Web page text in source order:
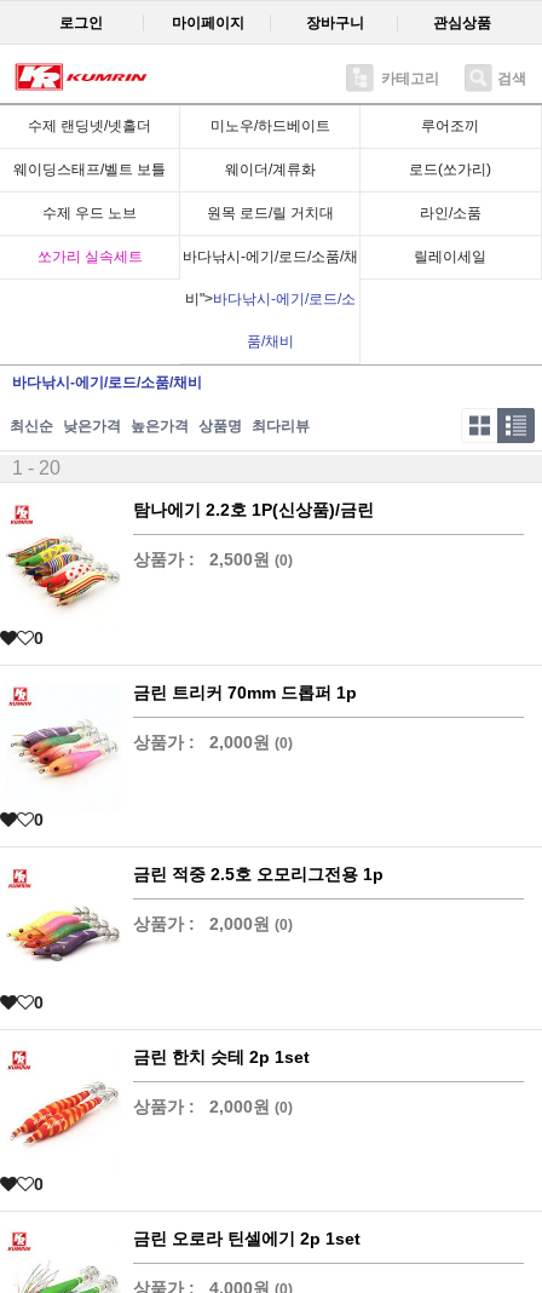
로그인 마이페이지 장바구니 관심상품
카테고리 검색
수제 랜딩넷/넷홀더 미노우/하드베이트 루어조끼
웨이딩스태프/벨트 보틀 웨이더/계류화 로드(쏘가리)
수제 우드 노브 원목 로드/릴 거치대 라인/소품
쏘가리 실속세트 바다낚시-에기/로드/소품/채
비">바다낚시-에기/로드/소
품/채비
릴레이세일
바다낚시-에기/로드/소품/채비
최신순 낮은가격 높은가격 상품명 최다리뷰
1 - 20
탐나에기 2.2호 1P(신상품)/금린
상품가 : 2,500원 (0)
0
금린 트리커 70mm 드롭퍼 1p
상품가 : 2,000원 (0)
0
금린 적중 2.5호 오모리그전용 1p
상품가 : 2,000원 (0)
0
금린 한치 슷테 2p 1set
상품가 : 2,000원 (0)
0
금린 오로라 틴셀에기 2p 1set
상품가 : 4,000원 (0)